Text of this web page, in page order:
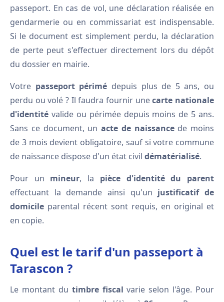
passeport. En cas de vol, une déclaration réalisée en
gendarmerie ou en commissariat est indispensable.
Si le document est simplement perdu, la déclaration
de perte peut s'effectuer directement lors du dépôt
du dossier en mairie.
Votre passeport périmé depuis plus de 5 ans, ou
perdu ou volé ? Il faudra fournir unecarte nationale
d'identité valide ou périmée depuis moins de 5 ans.
Sans ce document, un acte de naissancede moins
de 3 mois devient obligatoire, sauf si votre commune
de naissance dispose d'un état civil dématérialisé.
Pour un mineur, la pièce d'identité du parent
effectuant la demande ainsi qu'un justificatif de
domicile parental récent sont requis, en original et
en copie.
Quel est le tarif d'un passeport à
Tarascon ?
Le montant du timbre fiscal varie selon l'âge. Pour